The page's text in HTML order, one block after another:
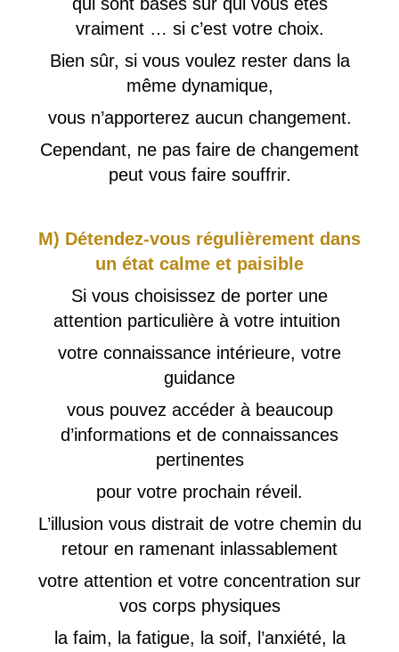
vraiment … si c’est votre choix.
Bien sûr, si vous voulez rester dans la
même dynamique,
vous n’apporterez aucun changement.
Cependant, ne pas faire de changement
peut vous faire souffrir.
M) Détendez-vous régulièrement dans
un état calme et paisible
Si vous choisissez de porter une
attention particulière à votre intuition
votre connaissance intérieure, votre
guidance
vous pouvez accéder à beaucoup
d’informations et de connaissances
pertinentes
pour votre prochain réveil.
L’illusion vous distrait de votre chemin du
retour en ramenant inlassablement
votre attention et votre concentration sur
vos corps physiques
la faim, la fatigue, la soif, l’anxiété, la